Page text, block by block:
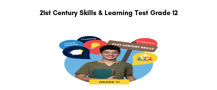
21st Century Skills & Learning Test Grade 12